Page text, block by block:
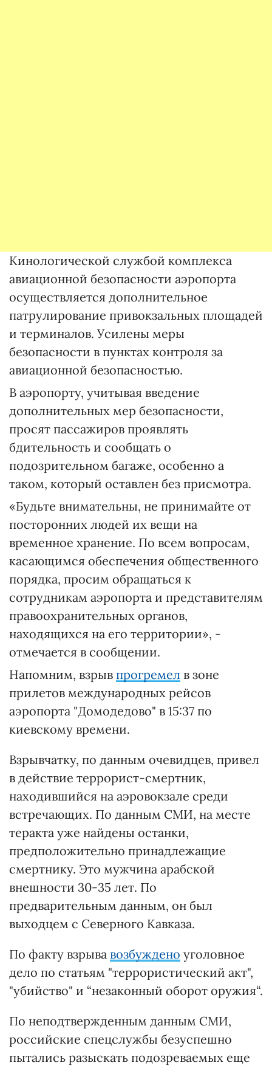
Кинологической службой комплекса
авиационной безопасности аэропорта
осуществляется дополнительное
патрулирование привокзальных площадей
и терминалов. Усилены меры
безопасности в пунктах контроля за
авиационной безопасностью.
В аэропорту, учитывая введение
дополнительных мер безопасности,
просят пассажиров проявлять
бдительность и сообщать о
подозрительном багаже, особенно а
таком, который оставлен без присмотра.
«Будьте внимательны, не принимайте от
посторонних людей их вещи на
временное хранение. По всем вопросам,
касающимся обеспечения общественного
порядка, просим обращаться к
сотрудникам аэропорта и представителям
правоохранительных органов,
находящихся на его территории», -
отмечается в сообщении.
Напомним, взрыв прогремел в зоне
прилетов международных рейсов
аэропорта "Домодедово" в 15:37 по
киевскому времени.
Взрывчатку, по данным очевидцев, привел
в действие террорист-смертник,
находившийся на аэровокзале среди
встречающих. По данным СМИ, на месте
теракта уже найдены останки,
предположительно принадлежащие
смертнику. Это мужчина арабской
внешности 30-35 лет. По
предварительным данным, он был
выходцем с Северного Кавказа.
По факту взрыва возбуждено уголовное
дело по статьям "террористический акт",
"убийство" и “незаконный оборот оружия“.
По неподтвержденным данным СМИ,
российские спецслужбы безуспешно
пытались разыскать подозреваемых еще